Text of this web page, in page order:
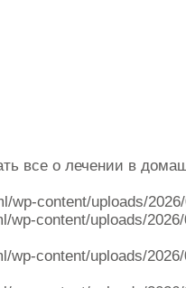
все о лечении в
wp-content/uploads/
wp-content/uploads/
wp-content/uploads/